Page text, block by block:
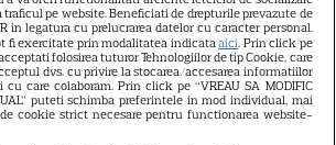
VEDETE ROMÂNEŞTI
Mihaela Rădulescu, dezvăluire
dureroasă la un an de la
pe website. Beneficiati de drepturile prevazute de
in legatura cu prelucrarea datelor cu caracter personal.
fi exercitate prin modalitatea indicataaici. Prin click pe
acceptati folosirea tuturor Tehnologiilor de tip Cookie, care
dvs. cu privire la stocarea/accesarea informatiilor
care colaboram. Prin click pe “VREAU SA MODIFIC
puteti schimba preferintele in mod individual, mai
cookie strict necesare pentru functionarea website-